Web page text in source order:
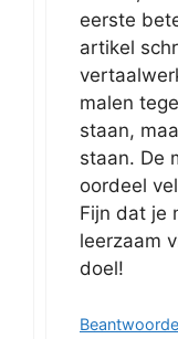
eerste
artikel
malen
staan,
staan. De
oordeel
Fijn dat je
leerzaam
doel!